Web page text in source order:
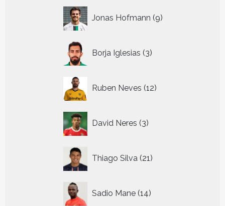
Jonas Hofmann 9
producten
Borja Iglesias 3
producten
Ruben Neves 12
producten
David Neres 3
producten
Thiago Silva 21
producten
Sadio Mane 14
producten